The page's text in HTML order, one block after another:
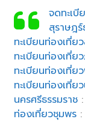
จดทะเบี
สุราษฎ
ทะเบียนท่องเที่ย
ทะเบียนท่องเที่ย
ทะเบียนท่องเที่ย
ทะเบียนท่องเที่ย
นครศรีธรรมราช
ท่องเที่ยวชุมพร